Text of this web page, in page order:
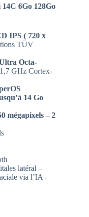
6Go 128Go
IPS ( 720 x
TÜV
Octa-
GHz Cortex-
14 Go
mégapixels – 2
latéral –
via l’IA -